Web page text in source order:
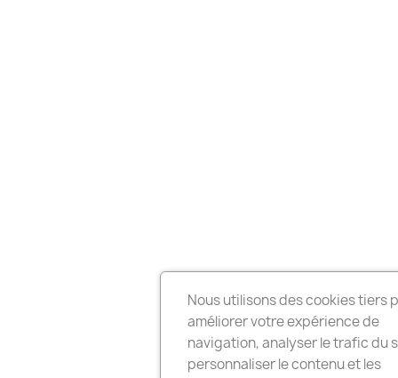
Nous utilisons des cookies tiers
améliorer votre expérience de
navigation, analyser le trafic du
personnaliser le contenu et les